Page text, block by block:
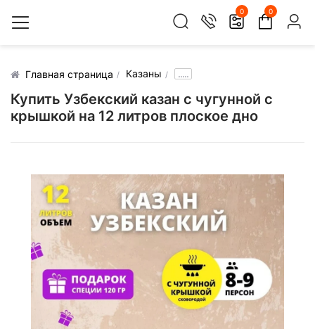
0 0
Главная страница Казаны .....
Купить Узбекский казан с чугунной с
крышкой на 12 литров плоское дно